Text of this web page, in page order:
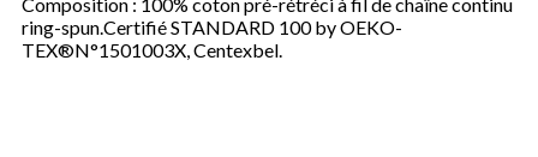
ring-spun.Certifié STANDARD 100 by OEKO-
TEX®N°1501003X, Centexbel.